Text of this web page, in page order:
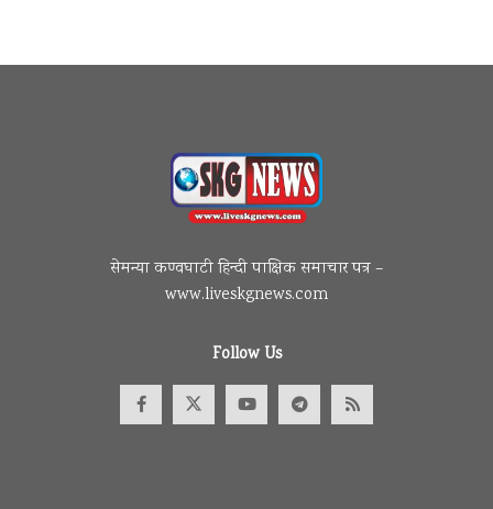
सेमन्या कण्वघाटी हिन्दी पाक्षिक समाचार पत्र –
www.liveskgnews.com
Follow Us